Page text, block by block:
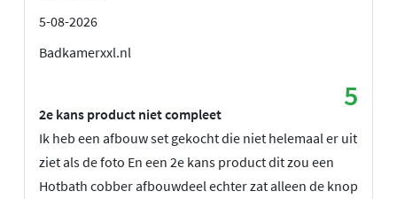
5-08-2026
Badkamerxxl.nl
5
2e kans product niet compleet
Ik heb een afbouw set gekocht die niet helemaal er uit
ziet als de foto En een 2e kans product dit zou een
Hotbath cobber afbouwdeel echter zat alleen de knop